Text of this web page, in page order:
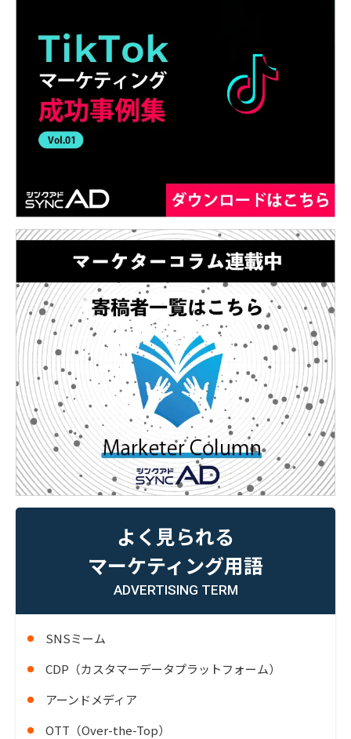
よく見られる
マーケティング用語
ADVERTISING TERM
SNSミーム
CDP（カスタマーデータプラットフォーム）
アーンドメディア
OTT（Over-the-Top）